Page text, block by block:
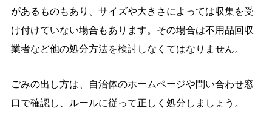
があるものもあり、サイズや大きさによっては収集を受
け付けていない場合もあります。その場合は不用品回収
業者など他の処分方法を検討しなくてはなりません。
ごみの出し方は、自治体のホームページや問い合わせ窓
口で確認し、ルールに従って正しく処分しましょう。